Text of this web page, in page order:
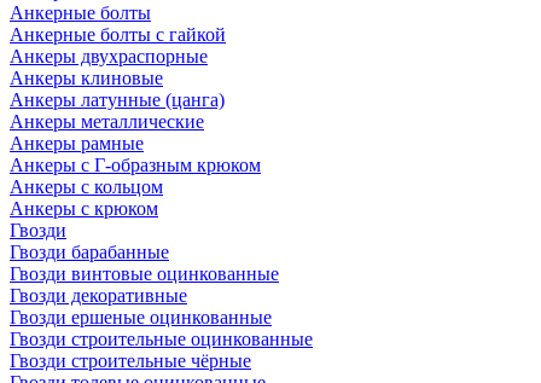
Анкерные болты
Анкерные болты с гайкой
Анкеры двухраспорные
Анкеры клиновые
Анкеры латунные (цанга)
Анкеры металлические
Анкеры рамные
Анкеры с Г-образным крюком
Анкеры с кольцом
Анкеры с крюком
Гвозди
Гвозди барабанные
Гвозди винтовые оцинкованные
Гвозди декоративные
Гвозди ершеные оцинкованные
Гвозди строительные оцинкованные
Гвозди строительные чёрные